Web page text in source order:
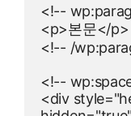
<!--
<p>본문</p>
<!-- /
<!--
<div